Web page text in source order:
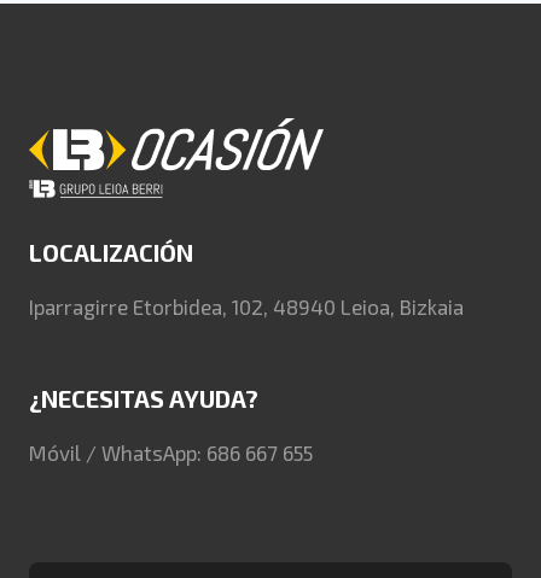
LOCALIZACIÓN
Iparragirre Etorbidea, 102, 48940 Leioa, Bizkaia
¿NECESITAS AYUDA?
Móvil / WhatsApp: 686 667 655